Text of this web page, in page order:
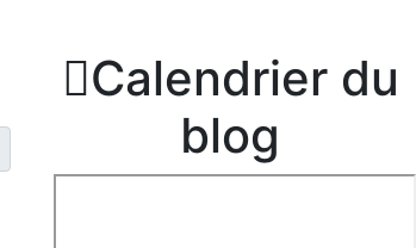
Calendrier du
blog